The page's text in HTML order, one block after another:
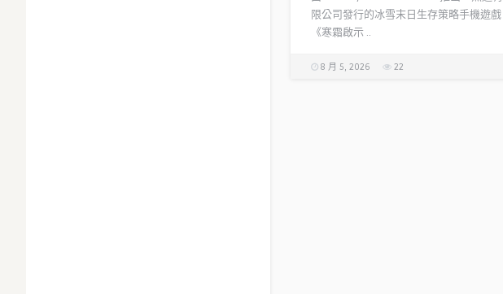
限公司發行的冰雪末日生存策略手機遊戲
《寒霜啟示 ..
8 月 5, 2026 22